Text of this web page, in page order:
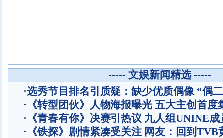
----- 文娱新闻精选 -----
·选秀节目排名引质疑：缺少优质偶像 “偶
· 《转型团伙》人物海报曝光 五大主创首度
· 《青春有你》决赛引热议 九人组UNINE成
· 《铁探》剧情紧凑受关注 网友：回到TVB